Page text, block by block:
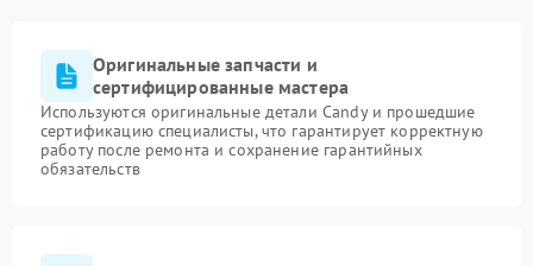
Оригинальные запчасти и
сертифицированные мастера
Используются оригинальные детали Candy и прошедшие
сертификацию специалисты, что гарантирует корректную
работу после ремонта и сохранение гарантийных
обязательств